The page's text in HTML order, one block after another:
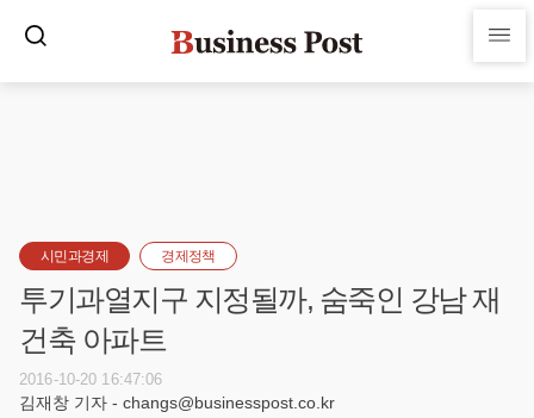
시민과경제 경제정책
투기과열지구 지정될까, 숨죽인 강남 재
건축 아파트
2016-10-20 16:47:06
김재창 기자 - changs@businesspost.co.kr